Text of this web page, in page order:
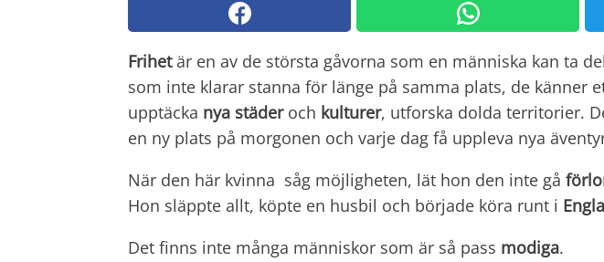
Frihetär en av de största gåvorna som en människa kan ta
som inte klarar stanna för länge på samma plats, de känner
upptäcka nya städer och kulturer, utforska dolda territorier.
en ny plats på morgonen och varje dag få uppleva nya
När den här kvinna såg möjligheten, lät hon den inte gå
Hon släppte allt, köpte en husbil och började köra runt i
Det finns inte många människor som är så pass modiga.